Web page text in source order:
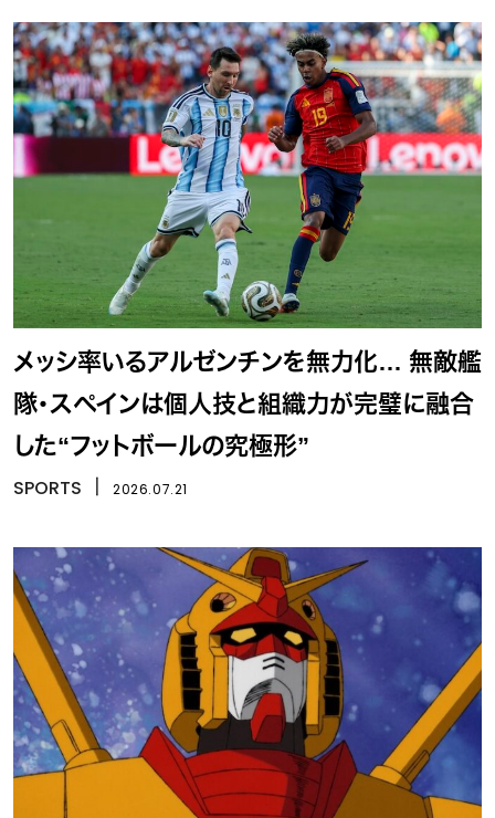
メッシ率いるアルゼンチンを無力化… 無敵艦
隊・スペインは個人技と組織力が完璧に融合
した“フットボールの究極形”
SPORTS 2026.07.21